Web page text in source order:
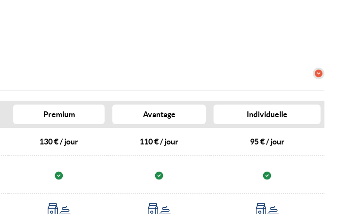
Premium Avantage Individuelle
130 € / jour 110 € / jour 95 € / jour